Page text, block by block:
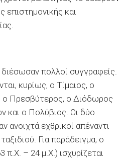
επιστημονικής και
πολλοί συγγραφείς.
κυρίως, ο Τίμαιος, ο
ο Πρεσβύτερος, ο Διόδωρος
και ο Πολύβιος. Οι δύο
ανοιχτά εχθρικοί απέναντι
Για παράδειγμα, ο
– 24 μ.Χ.) ισχυρίζεται